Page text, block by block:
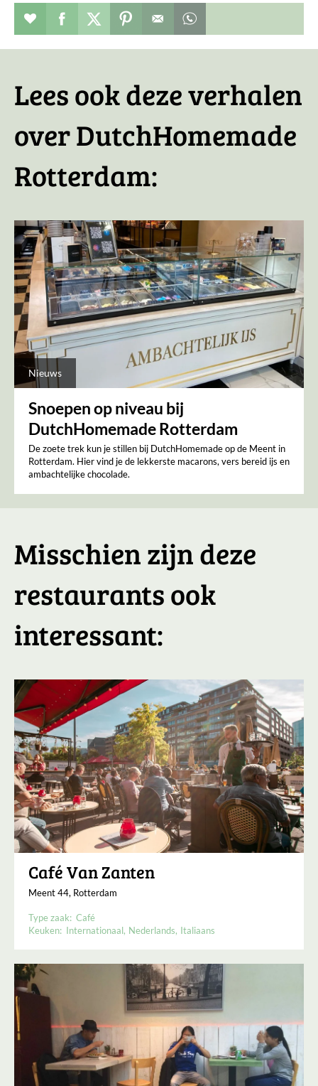
Restaurant toevoegen aan favorieten
Deel dit op facebook
Deel dit op twitter
Deel dit op pinterest
Lees ook deze verhalen
over DutchHomemade
Rotterdam:
Nieuws
Snoepen op niveau bij
DutchHomemade Rotterdam
De zoete trek kun je stillen bij DutchHomemade op de Meent in
Rotterdam. Hier vind je de lekkerste macarons, vers bereid ijs en
ambachtelijke chocolade.
Misschien zijn deze
restaurants ook
interessant:
Café Van Zanten
Meent 44, Rotterdam
Type zaak: Café
Keuken: Internationaal Nederlands Italiaans